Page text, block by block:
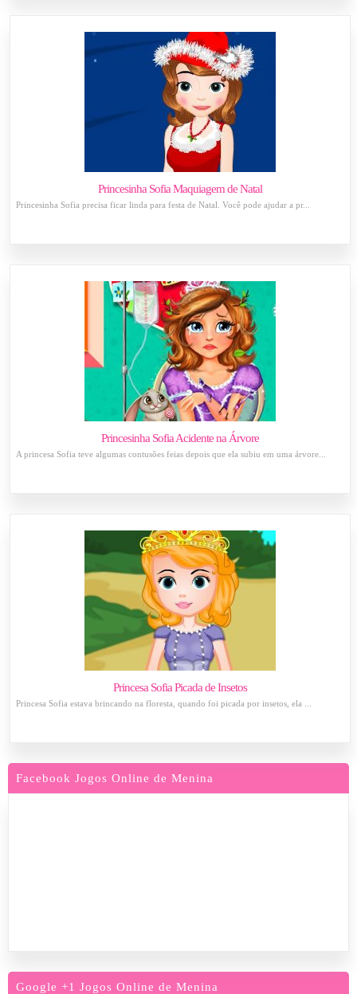
Princesinha Sofia Maquiagem de Natal
Princesinha Sofia precisa ficar linda para festa de Natal. Você pode ajudar a pr...
Princesinha Sofia Acidente na Árvore
A princesa Sofia teve algumas contusões feias depois que ela subiu em uma árvore...
Princesa Sofia Picada de Insetos
Princesa Sofia estava brincando na floresta, quando foi picada por insetos, ela ...
Facebook Jogos Online de Menina
Google +1 Jogos Online de Menina